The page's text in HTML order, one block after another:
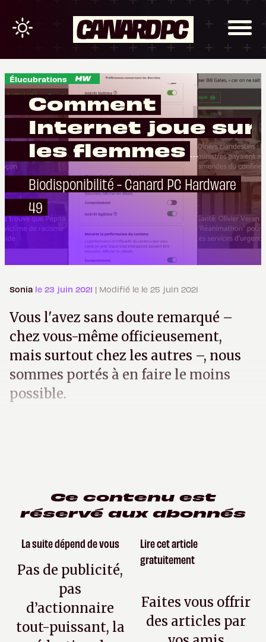
Élucubrations
Comment
Internet joue sur
les flemmes
humaines pour
récupérer des
données
personnelles
Biodisponibilité - Canard PC Hardware
49
Sonia le 23 juin 2021 | Modifié le le 25 juin 2021
Vous l'avez sans doute remarqué –
chez vous-même officieusement,
mais surtout chez les autres –, nous
sommes portés à en faire le moins
possible.
Ce contenu est
réservé aux abonnés
La suite dépend de vous
Pas de publicité,
pas
d’actionnaire
tout-puissant, la
Lire cet article
gratuitement
Faites vous offrir
des articles par